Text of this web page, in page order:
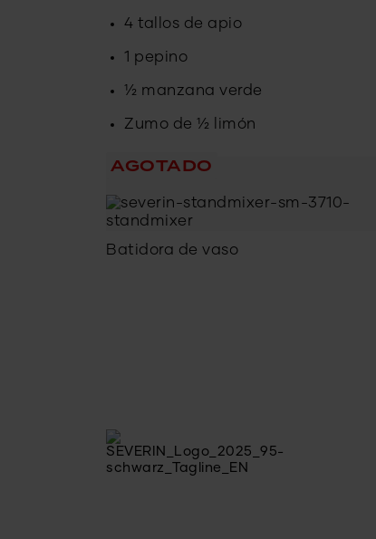
4 tallos de apio
1 pepino
½ manzana verde
Zumo de ½ limón
AGOTADO
Batidora de vaso